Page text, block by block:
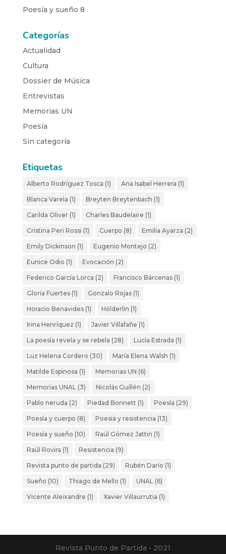
Poesía y sueño 8
Categorías
Actualidad
Cultura
Dossier de Música
Entrevistas
Memorias UN
Poesía
Sin categoría
Etiquetas
Alberto Rodríguez Tosca (1) Ana Isabel Herrera (1)
Blanca Varela (1) Breyten Breytenbach (1)
Carilda Oliver(1) Charles Baudelaire (1)
Cristina Peri Rossi (1) Cuerpo (8) Emilia Ayarza (2)
Emily Dickinson (1) Eugenio Montejo (2)
Eunice Odio (1) Evocación (2)
Federico García Lorca (2) Francisco Bárcenas(1)
Gloria Fuertes(1) Gonzalo Rojas(1)
Horacio Benavides(1) Hölderlin (1)
Irina Henríquez (1) Javier Villafañe (1)
La poesía revela y se rebela (28) Lucía Estrada (1)
Luz Helena Cordero (30) María Elena Walsh (1)
Matilde Espinosa (1) Memorias UN (6)
Memorias UNAL(3) Nicolás Guillén (2)
Pablo neruda (2) Piedad Bonnett (1) Poesía (29)
Poesía y cuerpo (8) Poesía y resistencia (13)
Poesía y sueño (10) Raúl Gómez Jattin (1)
Raúl Rovira (1) Resistencia (9)
Revista punto de partida (29) Rubén Darío (1)
Sueño (10) Thiago de Mello (1) UNAL(6)
Vicente Aleixandre (1) Xavier Villaurrutia (1)
Revista Punto de Partida • 2021